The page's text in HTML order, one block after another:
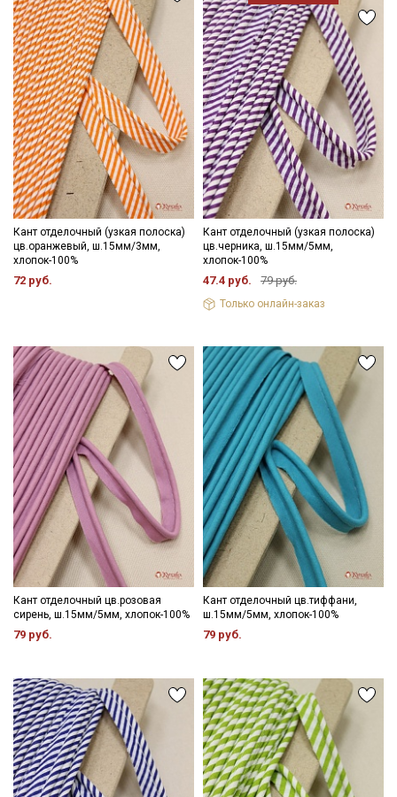
Кант отделочный (узкая полоска)
цв.оранжевый, ш.15мм/3мм,
хлопок-100%
72 руб.
Кант отделочный (узкая полоска)
цв.черника, ш.15мм/5мм,
хлопок-100%
47.4 руб. 79 руб.
Только онлайн-заказ
Кант отделочный цв.розовая
сирень, ш.15мм/5мм, хлопок-100%
79 руб.
Кант отделочный цв.тиффани,
ш.15мм/5мм, хлопок-100%
79 руб.